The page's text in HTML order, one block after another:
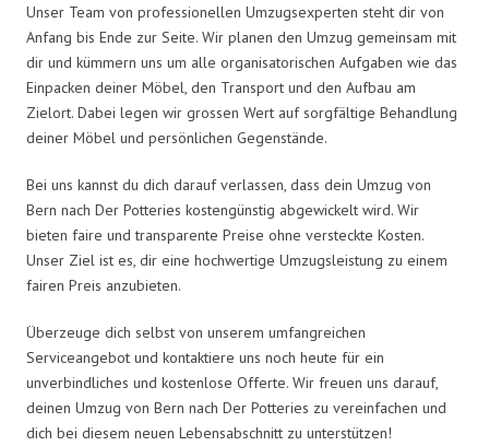
Unser Team von professionellen Umzugsexperten steht dir von
Anfang bis Ende zur Seite. Wir planen den Umzug gemeinsam mit
dir und kümmern uns um alle organisatorischen Aufgaben wie das
Einpacken deiner Möbel, den Transport und den Aufbau am
Zielort. Dabei legen wir grossen Wert auf sorgfältige Behandlung
deiner Möbel und persönlichen Gegenstände.
Bei uns kannst du dich darauf verlassen, dass dein Umzug von
Bern nach Der Potteries kostengünstig abgewickelt wird. Wir
bieten faire und transparente Preise ohne versteckte Kosten.
Unser Ziel ist es, dir eine hochwertige Umzugsleistung zu einem
fairen Preis anzubieten.
Überzeuge dich selbst von unserem umfangreichen
Serviceangebot und kontaktiere uns noch heute für ein
unverbindliches und kostenlose Offerte. Wir freuen uns darauf,
deinen Umzug von Bern nach Der Potteries zu vereinfachen und
dich bei diesem neuen Lebensabschnitt zu unterstützen!